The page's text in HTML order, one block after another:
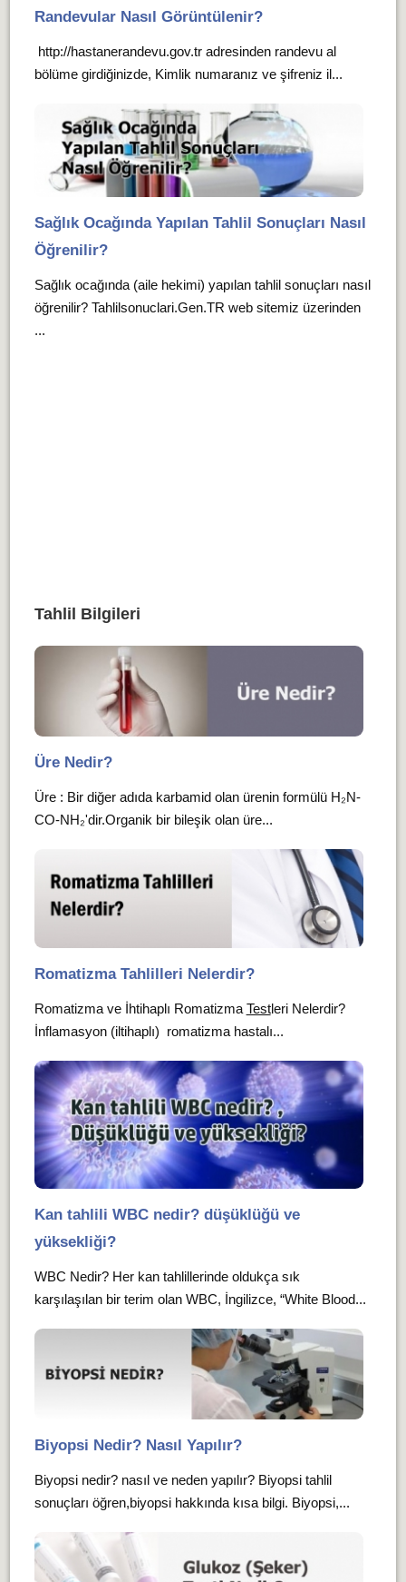
Randevular Nasıl Görüntülenir?
http://hastanerandevu.gov.tr adresinden randevu al
bölüme girdiğinizde, Kimlik numaranız ve şifreniz il...
Sağlık Ocağında Yapılan Tahlil Sonuçları Nasıl
Öğrenilir?
Sağlık ocağında (aile hekimi) yapılan tahlil sonuçları nasıl
öğrenilir? Tahlilsonuclari.Gen.TR web sitemiz üzerinden
...
Tahlil Bilgileri
Üre Nedir?
Üre : Bir diğer adıda karbamid olan ürenin formülü H₂N-
CO-NH₂'dir.Organik bir bileşik olan üre...
Romatizma Tahlilleri Nelerdir?
Romatizma ve İhtihaplı Romatizma Testleri Nelerdir?
İnflamasyon (iltihaplı) romatizma hastalı...
Kan tahlili WBC nedir? düşüklüğü ve
yüksekliği?
WBC Nedir? Her kan tahlillerinde oldukça sık
karşılaşılan bir terim olan WBC, İngilizce, “White Blood...
Biyopsi Nedir? Nasıl Yapılır?
Biyopsi nedir? nasıl ve neden yapılır? Biyopsi tahlil
sonuçları öğren,biyopsi hakkında kısa bilgi. Biyopsi,...